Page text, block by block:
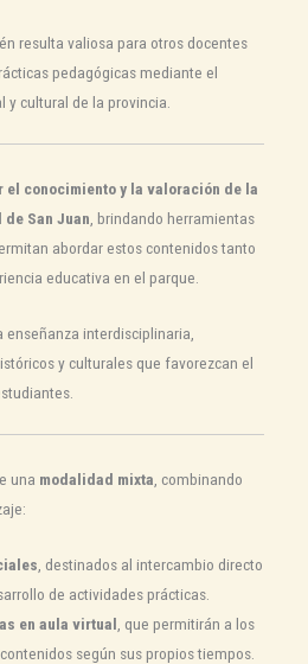
resulta valiosa para otros docentes
pedagógicas mediante el
cultural de la provincia.
el conocimiento y la valoración de la
San Juan , brindando herramientas
abordar estos contenidos tanto
educativa en el parque.
interdisciplinaria,
y culturales que favorezcan el
una modalidad mixta , combinando
, destinados al intercambio directo
de actividades prácticas.
en aula virtual , que permitirán a los
según sus propios tiempos.